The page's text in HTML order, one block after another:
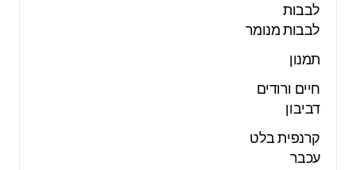
לבבות
לבבות מנומר
תמנון
חיים ורודים
דביבון
קרנפית בלט
עכבר